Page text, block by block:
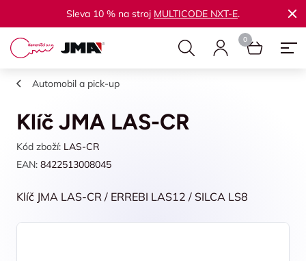
Sleva 10 % na stroj MULTICODE NXT-E.
Automobil a pick-up
Klíč JMA LAS-CR
Kód zboží: LAS-CR
EAN: 8422513008045
Klíč JMA LAS-CR / ERREBI LAS12 / SILCA LS8